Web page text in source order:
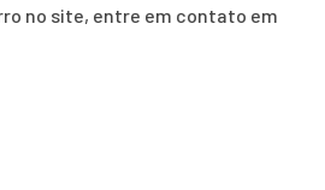
no site, entre em contato em